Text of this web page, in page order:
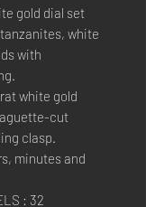
gold dial set
white
with
white gold
cut
clasp.
minutes and
: 32